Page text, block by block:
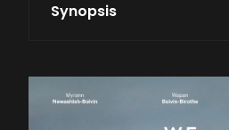
Synopsis